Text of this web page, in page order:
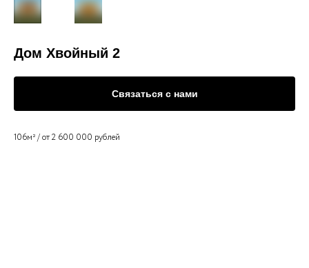
Дом Хвойный 2
Связаться с нами
106м² / от 2 600 000 рублей